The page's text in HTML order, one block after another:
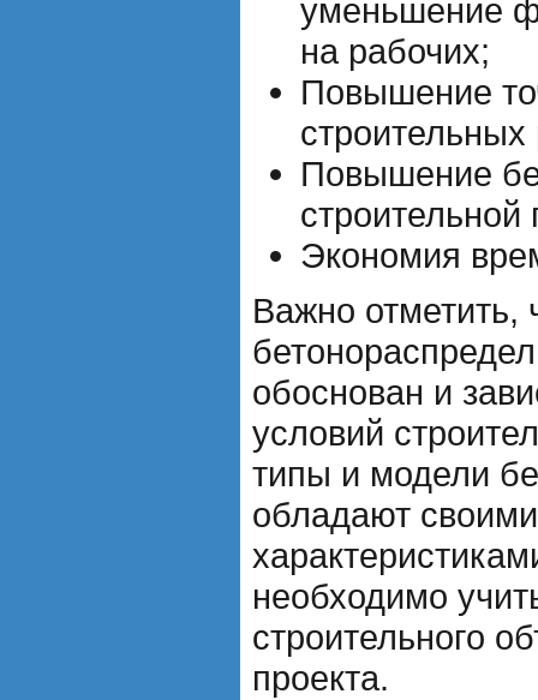
уменьшение
на рабочих;
Повышение
строительных
Повышение
Экономия
Важно отметить,
обоснован и
условий
типы и модели
обладают
необходимо
строительного
проекта.